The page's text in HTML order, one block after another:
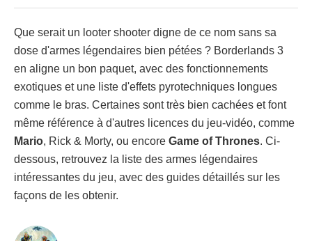
Que serait un looter shooter digne de ce nom sans sa
dose d'armes légendaires bien pétées ? Borderlands 3
en aligne un bon paquet, avec des fonctionnements
exotiques et une liste d'effets pyrotechniques longues
comme le bras. Certaines sont très bien cachées et font
même référence à d'autres licences du jeu-vidéo, comme
Mario, Rick & Morty, ou encore Game of Thrones. Ci-
dessous, retrouvez la liste des armes légendaires
intéressantes du jeu, avec des guides détaillés sur les
façons de les obtenir.